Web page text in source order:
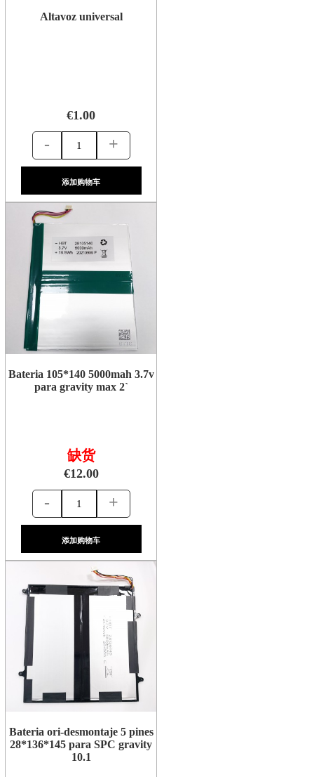
Altavoz universal
€1.00
- +
添加购物车
Bateria 105*140 5000mah 3.7v
para gravity max 2`
缺货
€12.00
- +
添加购物车
Bateria ori-desmontaje 5 pines
28*136*145 para SPC gravity
10.1